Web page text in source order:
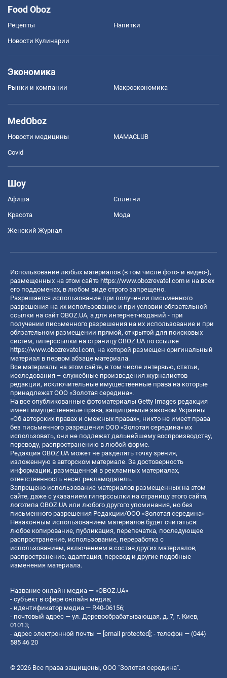
Food Oboz
Рецепты Напитки
Новости Кулинарии
Экономика
Рынки и компании Mакроэкономика
MedOboz
Новости медицины MAMACLUB
Covid
Шоу
Афиша Сплетни
Красота Мода
Женский Журнал
Использование любых материалов (в том числе фото- и видео-),
размещенных на этом сайте https://www.obozrevatel.com и на всех
его поддоменах, в любом виде строго запрещено.
Разрешается использование при получении письменного
разрешения на их использование и при условии обязательной
ссылки на сайт OBOZ.UA, а для интернет-изданий - при
получении письменного разрешения на их использование и при
обязательном размещении прямой, открытой для поисковых
систем, гиперссылки на страницу OBOZ.UA по ссылке
https://www.obozrevatel.com, на которой размещен оригинальный
материал в первом абзаце материала.
Все материалы на этом сайте, в том числе интервью, статьи,
исследования – служебные произведения журналистов
редакции, исключительные имущественные права на которые
принадлежат ООО «Золотая середина».
На все опубликованные фотоматериалы Getty Images редакция
имеет имущественные права, защищаемые законом Украины
«Об авторских правах и смежных правах», никто не имеет права
без письменного разрешения ООО «Золотая середина» их
использовать, они не подлежат дальнейшему воспроизводству,
переводу, распространению в любой форме.
Редакция OBOZ.UA может не разделять точку зрения,
изложенную в авторском материале. За достоверность
информации, размещенной в рекламных материалах,
ответственность несет рекламодатель.
Запрещено использование материалов размещенных на этом
сайте, даже с указанием гиперссылки на страницу этого сайта,
логотипа OBOZ.UA или любого другого упоминания, но без
письменного разрешения Редакции/ООО «Золотая середина»
Незаконным использованием материалов будет считаться:
любое копирование, публикация, перепечатка, последующее
распространение, использование, переработка с
использованием, включением в состав других материалов,
распространение, адаптация, перевод и другие подобные
изменения материала.
Название онлайн медиа — «OBOZ.UA»
- субъект в сфере онлайн медиа;
- идентификатор медиа — R40-06156;
- почтовый адрес — ул. Деревообрабатывающая, д. 7, г. Киев,
01013;
- адрес электронной почты — [email protected]; - телефон — (044)
585 46 20
© 2026 Все права защищены, ООО "Золотая середина".